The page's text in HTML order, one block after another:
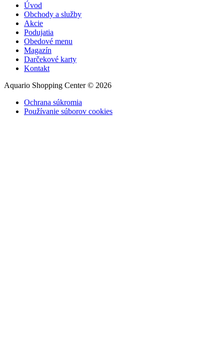
Úvod
Obchody a služby
Akcie
Podujatia
Obedové menu
Magazín
Darčekové karty
Kontakt
Aquario Shopping Center © 2026
Ochrana súkromia
Používanie súborov cookies